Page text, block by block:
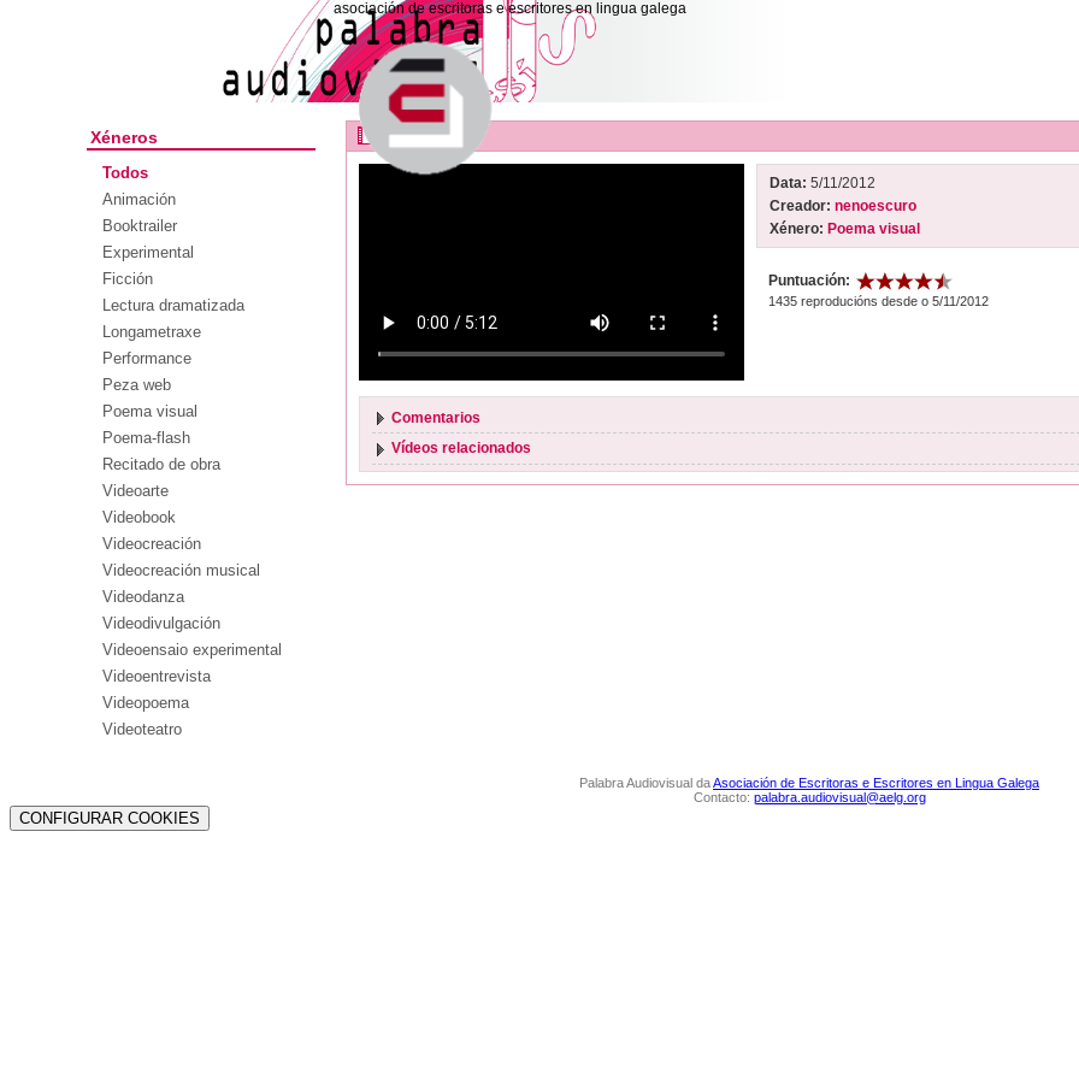
asociación de escritoras e escritores en lingua galega
Xéneros
Todos
Animación
Booktrailer
Experimental
Ficción
Lectura dramatizada
Longametraxe
Performance
Peza web
Poema visual
Poema-flash
Recitado de obra
Videoarte
Videobook
Videocreación
Videocreación musical
Videodanza
Videodivulgación
Videoensaio experimental
Videoentrevista
Videopoema
Videoteatro
Fervença
Data: 5/11/2012
Creador: nenoescuro
Xénero: Poema visual
Puntuación:
1435 reproducións desde o 5/11/2012
Comentarios
Vídeos relacionados
Palabra Audiovisual daAsociación de Escritoras e Escritores en Lingua Galega
Contacto: palabra.audiovisual@aelg.org
CONFIGURAR COOKIES